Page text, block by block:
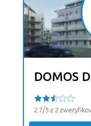
DOMOS
2.7/5 z 2